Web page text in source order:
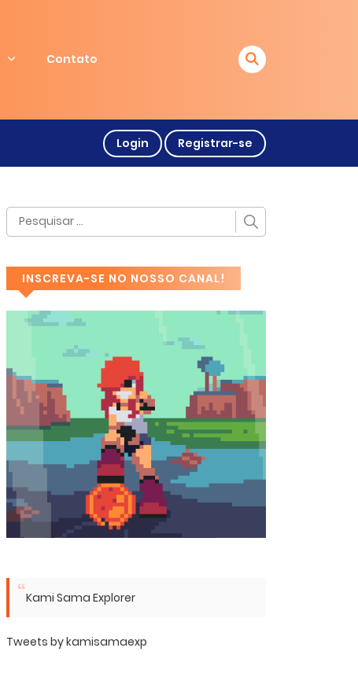
Contato
Login Registrar-se
INSCREVA-SE NO NOSSO CANAL!
Kami Sama Explorer
Tweets by kamisamaexp